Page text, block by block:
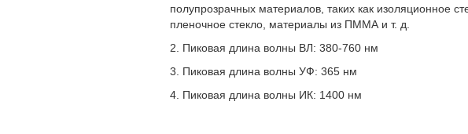
полупрозрачных материалов, таких как изоляционное
пленочное стекло, материалы из ПММА и т. д.
2. Пиковая длина волны ВЛ: 380-760 нм
3. Пиковая длина волны УФ: 365 нм
4. Пиковая длина волны ИК: 1400 нм